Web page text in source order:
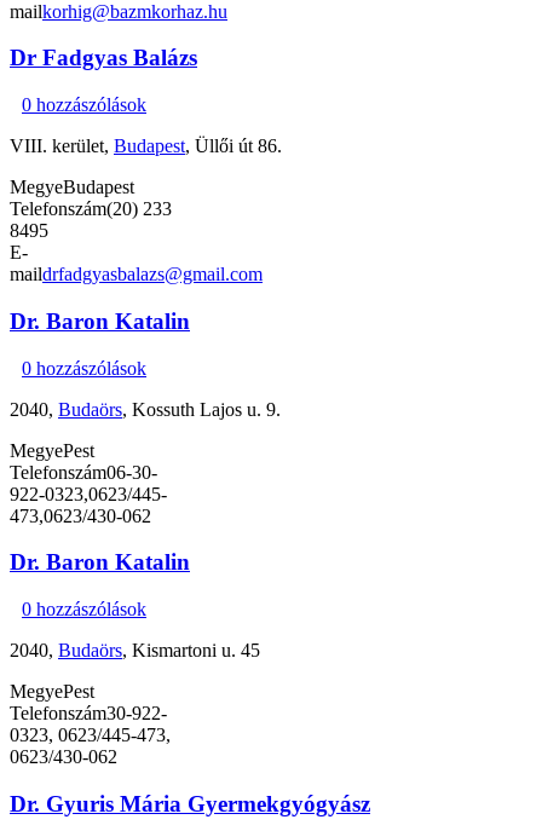
mailkorhig@bazmkorhaz.hu
Dr Fadgyas Balázs
0 hozzászólások
VIII. kerület, Budapest, Üllői út 86.
MegyeBudapest
Telefonszám(20) 233
8495
E-
maildrfadgyasbalazs@gmail.com
Dr. Baron Katalin
0 hozzászólások
2040, Budaörs, Kossuth Lajos u. 9.
MegyePest
Telefonszám06-30-
922-0323,0623/445-
473,0623/430-062
Dr. Baron Katalin
0 hozzászólások
2040, Budaörs, Kismartoni u. 45
MegyePest
Telefonszám30-922-
0323, 0623/445-473,
0623/430-062
Dr. Gyuris Mária Gyermekgyógyász